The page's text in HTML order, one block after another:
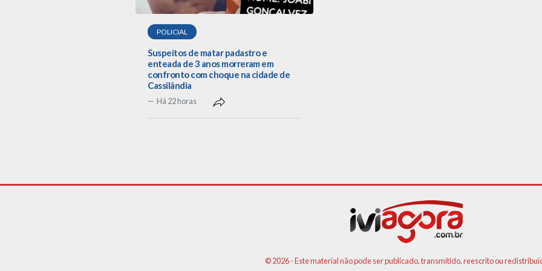
POLICIAL
Suspeitos de matar padastro e
enteada de 3 anos morreram em
confronto com choque na cidade de
Cassilândia
Há 22 horas
© 2026 - Este material não pode ser publicado, transmitido, reescrito ou